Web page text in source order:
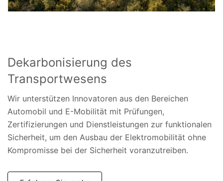
Dekarbonisierung des
Transportwesens
Wir unterstützen Innovatoren aus den Bereichen
Automobil und E-Mobilität mit Prüfungen,
Zertifizierungen und Dienstleistungen zur funktionalen
Sicherheit, um den Ausbau der Elektromobilität ohne
Kompromisse bei der Sicherheit voranzutreiben.